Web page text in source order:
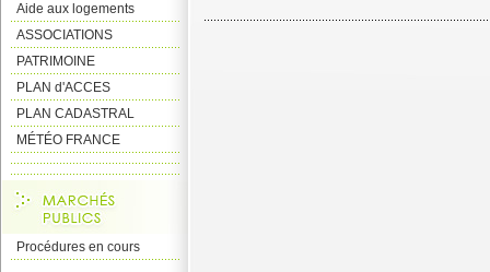
Aide aux logements
ASSOCIATIONS
PATRIMOINE
PLAN d'ACCES
PLAN CADASTRAL
MÉTÉO FRANCE
Procédures en cours